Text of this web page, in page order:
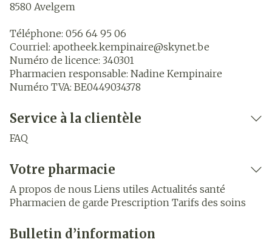
8580 Avelgem
Téléphone: 056 64 95 06
Courriel: apotheek.kempinaire@skynet.be
Numéro de licence: 340301
Pharmacien responsable: Nadine Kempinaire
Numéro TVA: BE0449034378
Service à la clientèle
FAQ
Votre pharmacie
A propos de nous Liens utiles Actualités santé
Pharmacien de garde Prescription Tarifs des soins
Bulletin d’information